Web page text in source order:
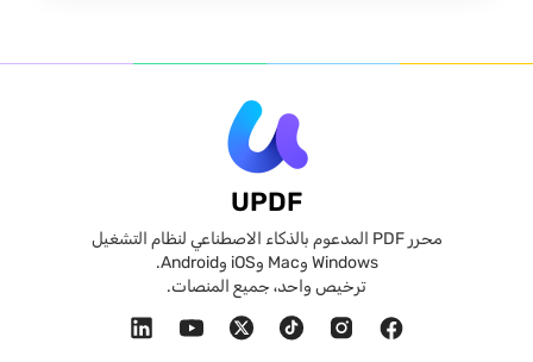
UPDF
محرر PDF المدعوم بالذكاء الاصطناعي لنظام التشغيل
Windows وMac وiOS وAndroid.
ترخيص واحد، جميع المنصات.